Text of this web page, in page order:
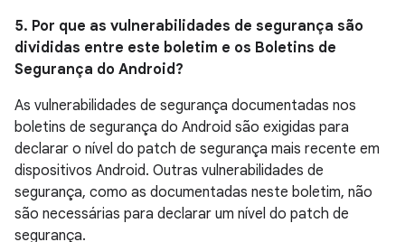
5. Por que as vulnerabilidades de segurança são
divididas entre este boletim e os Boletins de
Segurança do Android?
As vulnerabilidades de segurança documentadas nos
boletins de segurança do Android são exigidas para
declarar o nível do patch de segurança mais recente em
dispositivos Android. Outras vulnerabilidades de
segurança, como as documentadas neste boletim, não
são necessárias para declarar um nível do patch de
segurança.